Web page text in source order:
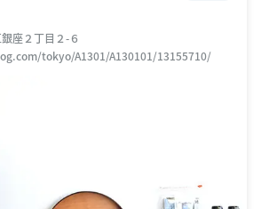
座２丁目２-６
tokyo/A1301/A130101/13155710/